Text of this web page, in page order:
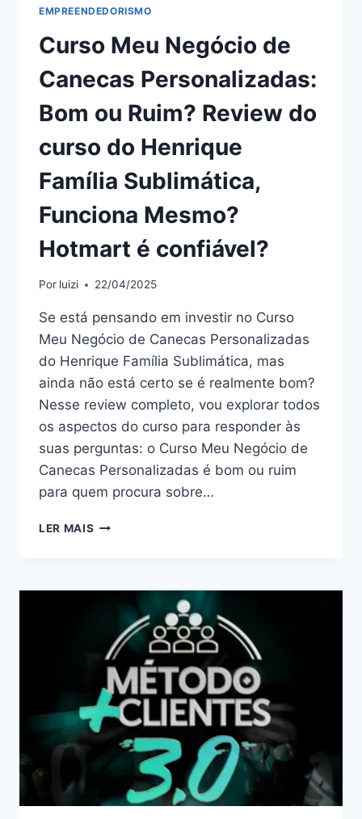
É
EMPREENDEDORISMO
Curso Meu Negócio de
Canecas Personalizadas:
Bom ou Ruim? Review do
curso do Henrique
Família Sublimática,
Funciona Mesmo?
Hotmart é confiável?
Por luizi 22/04/2025
Se está pensando em investir no Curso
Meu Negócio de Canecas Personalizadas
do Henrique Família Sublimática, mas
ainda não está certo se é realmente bom?
Nesse review completo, vou explorar todos
os aspectos do curso para responder às
suas perguntas: o Curso Meu Negócio de
Canecas Personalizadas é bom ou ruim
para quem procura sobre…
LER MAIS CURSO
CANECAS
PERSONALIZADAS:
RUIM?
REVIEW
DO
CURSO
DO
HENRIQUE
FAMÍLIA
SUBLIMÁTICA,
FUNCIONA